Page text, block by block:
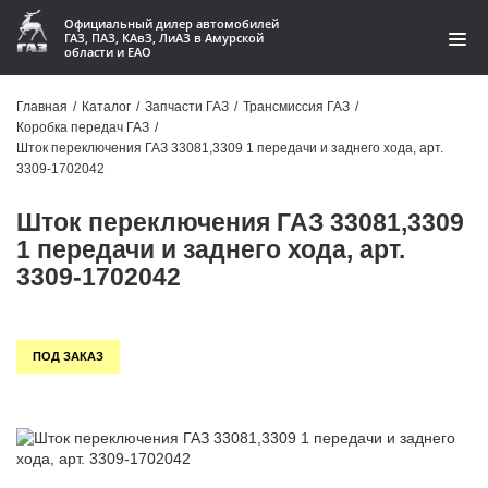
Официальный дилер автомобилей
ГАЗ, ПАЗ, КАвЗ, ЛиАЗ в Амурской
области и ЕАО
Акции
Контакты
Доставка
Гарантии
Автомобили
Главная / Каталог / Запчасти ГАЗ / Трансмиссия ГАЗ /
Коробка передач ГАЗ /
Шток переключения ГАЗ 33081,3309 1 передачи и заднего хода, арт.
3309-1702042
Шток переключения ГАЗ 33081,3309
1 передачи и заднего хода, арт.
3309-1702042
ПОД ЗАКАЗ